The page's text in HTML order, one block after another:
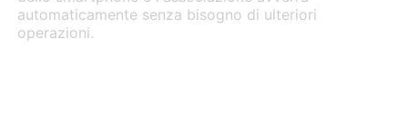
automaticamente senza bisogno di ulteriori
operazioni.